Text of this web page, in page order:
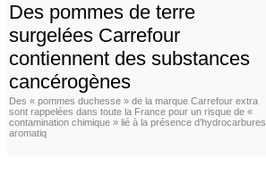
Des pommes de terre
surgelées Carrefour
contiennent des substances
cancérogènes
Des « pommes duchesse » de la marque Carrefour extra
sont rappelées dans toute la France pour un risque de «
contamination chimique » lié à la présence d’hydrocarbures
aromatiq